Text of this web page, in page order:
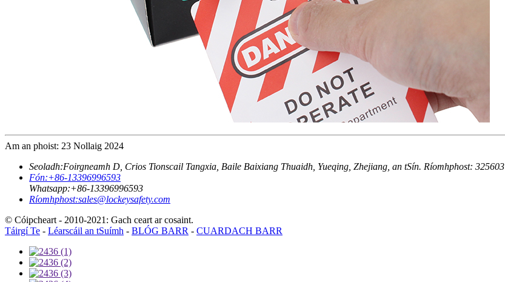
Am an phoist: 23 Nollaig 2024
Seoladh:Foirgneamh D, Crios Tionscail Tangxia, Baile Baixiang Thuaidh, Yueqing, Zhejiang, an tSín. Ríomhphost: 325603
Fón:+86-13396996593
Whatsapp:+86-13396996593
Ríomhphost:sales@lockeysafety.com
© Cóipcheart - 2010-2021: Gach ceart ar cosaint.
Táirgí Te - Léarscáil an tSuímh - BLÓG BARR - CUARDACH BARR